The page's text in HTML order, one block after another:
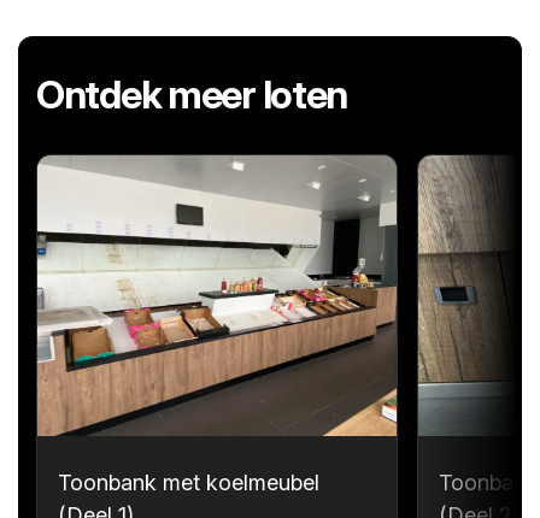
Ontdek meer loten
Toonbank met koelmeubel